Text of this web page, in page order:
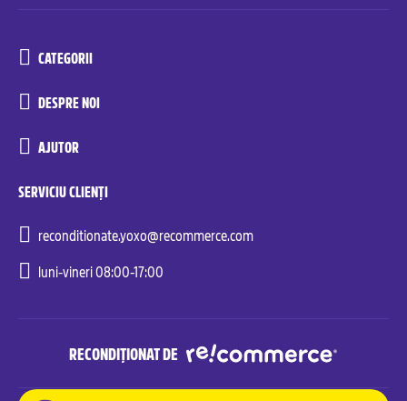
CATEGORII
DESPRE NOI
AJUTOR
SERVICIU CLIENȚI
reconditionate.yoxo@recommerce.com
luni-vineri 08:00-17:00
RECONDIȚIONAT DE